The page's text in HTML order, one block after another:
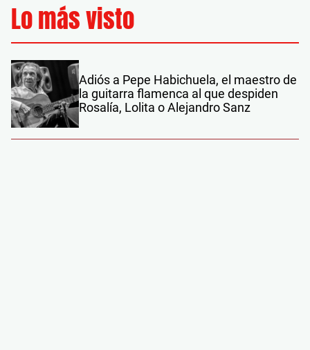
Lo más visto
Adiós a Pepe Habichuela, el maestro de
la guitarra flamenca al que despiden
Rosalía, Lolita o Alejandro Sanz